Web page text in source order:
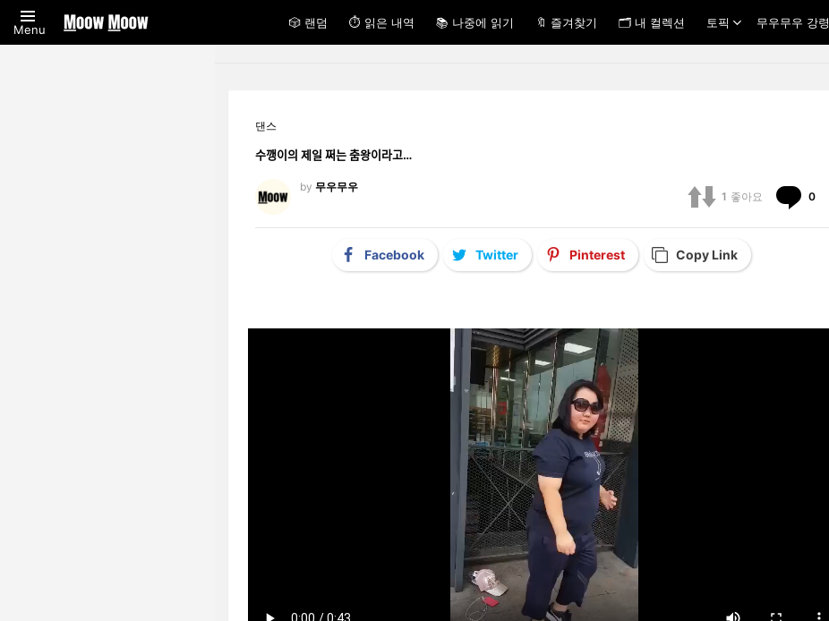
Menu 🎲 랜덤 ⏱ 읽은 내역 📚 나중에 읽기 🔖 즐겨찾기 🗂 내 컬렉션 토픽 무우무우 강령
댄스
수깽이의 제일 쩌는 춤왕이라고…
by 무우무우
1 좋아요 0
Facebook Twitter Pinterest Copy Link